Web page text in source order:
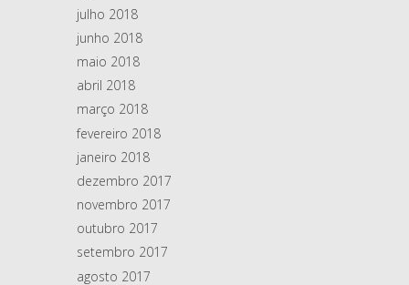
julho 2018
junho 2018
maio 2018
abril 2018
março 2018
fevereiro 2018
janeiro 2018
dezembro 2017
novembro 2017
outubro 2017
setembro 2017
agosto 2017